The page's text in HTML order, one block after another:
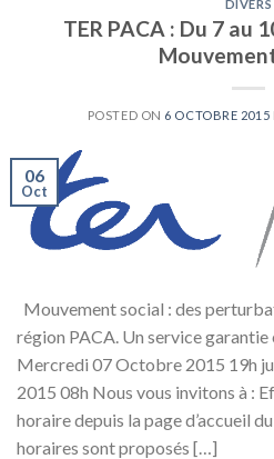
DIVERS
TER PACA : Du 7 au
POSTED ON 6 OCTOBRE 2015
06
Oct
Mouvement social : des
région PACA. Un service garantie
Mercredi 07 Octobre 2015 19h
2015 08h Nous vous invitons à :
horaire depuis la page d’accueil
horaires sont proposés […]